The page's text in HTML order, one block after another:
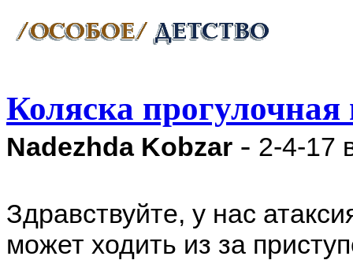
Коляска прогулочная
Nadezhda Kobzar - 2-4-17
Здравствуйте, у нас
может ходить из за